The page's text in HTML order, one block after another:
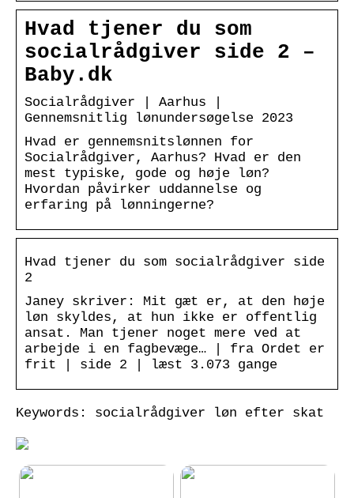
Hvad tjener du som
socialrådgiver side 2 –
Baby.dk
Socialrådgiver | Aarhus |
Gennemsnitlig lønundersøgelse 2023
Hvad er gennemsnitslønnen for
Socialrådgiver, Aarhus? Hvad er den
mest typiske, gode og høje løn?
Hvordan påvirker uddannelse og
erfaring på lønningerne?
Hvad tjener du som socialrådgiver side
2
Janey skriver: Mit gæt er, at den høje
løn skyldes, at hun ikke er offentlig
ansat. Man tjener noget mere ved at
arbejde i en fagbevæge… | fra Ordet er
frit | side 2 | læst 3.073 gange
Keywords: socialrådgiver løn efter skat